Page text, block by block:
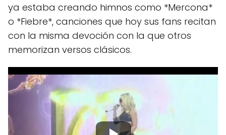
ya estaba creando himnos como *Mercona*
o *Fiebre*, canciones que hoy sus fans recitan
con la misma devoción con la que otros
memorizan versos clásicos.